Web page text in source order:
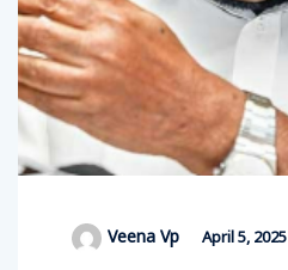
Veena Vp April 5, 2025